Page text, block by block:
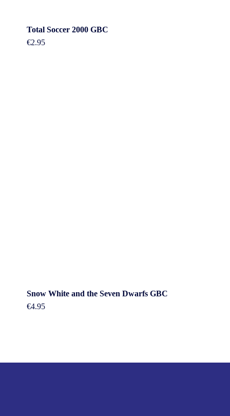
Total Soccer 2000 GBC
€2.95
Snow White and the Seven Dwarfs GBC
€4.95